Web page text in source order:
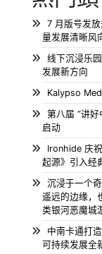
7 月版号发
量发展清晰风
线下沉浸乐
发展新方向
Kalypso
第八届 “讲
启动
Ironhide 庆
起源》引入经
沉浸于一个
遥远的边缘，
类银河恶魔城
中南卡通打
可持续发展全